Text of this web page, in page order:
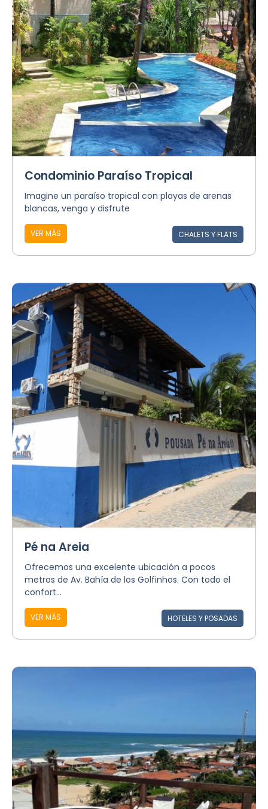
Condominio Paraíso Tropical
Imagine un paraíso tropical con playas de arenas
blancas, venga y disfrute
VER MÁS CHALETS Y FLATS
Pé na Areia
Ofrecemos una excelente ubicación a pocos
metros de Av. Bahía de los Golfinhos. Con todo el
confort...
VER MÁS HOTELES Y POSADAS